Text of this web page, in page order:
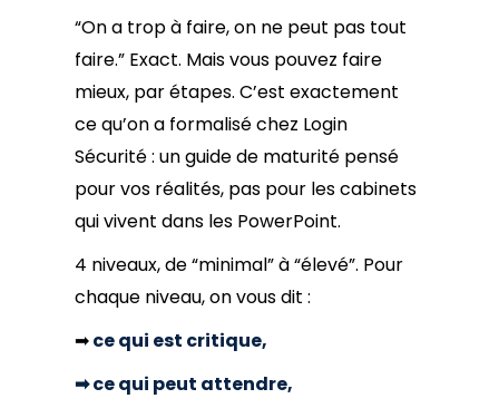
“On a trop à faire, on ne peut pas tout
faire.” Exact. Mais vous pouvez faire
mieux, par étapes. C’est exactement
ce qu’on a formalisé chez Login
Sécurité : un guide de maturité pensé
pour vos réalités, pas pour les cabinets
qui vivent dans les PowerPoint.
4 niveaux, de “minimal” à “élevé”. Pour
chaque niveau, on vous dit :
➡ce qui est critique,
➡ ce qui peut attendre,